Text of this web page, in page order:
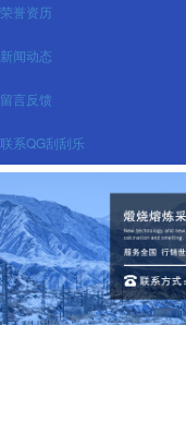
荣誉资历
新闻动态
留言反馈
联系QG刮刮乐